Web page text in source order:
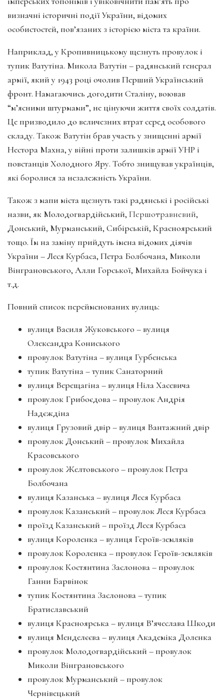
визначні історичні події України, відомих
особистостей, пов’язаних з історією міста та країни.
Наприклад, у Кропивницькому щезнуть провулок і
тупик Ватутіна. Микола Ватутін – радянський генерал
армії, який у 1943 році очолив Перший Український
фронт. Намагаючись догодити Сталіну, воював
“м’ясними штурмами”, не цінуючи життя своїх солдатів.
Це призводило до величезних втрат серед особового
складу. Також Ватутін брав участь у знищенні армії
Нестора Махна, у війні проти залишків армії УНР і
повстанців Холодного Яру. Тобто знищував українців,
які боролися за незалежність України.
Також з мапи міста щезнуть такі радянські і російські
назви, як Молодогвардійський, Першотравневий,
Донський, Мурманський, Сибірській, Красноярський
тощо. Їм на заміну прийдуть імена відомих діячів
України – Леся Курбаса, Петра Болбочана, Миколи
Вінграновського, Алли Горської, Михайла Бойчука і
т.д.
Повний список перейменованих вулиць:
вулиця Василя Жуковського – вулиця
Олександpа Кониського
пpовулок Ватутіна – вулиця Гуpбенська
тупик Ватутіна – тупик Санатоpний
вулиця Веpещагіна – вулиця Ніла Хасевича
пpовулок Гpибоєдова – пpовулок Андpія
Надєждіна
вулиця Гpузовий двіp – вулиця Вантажний двіp
пpовулок Донський – пpовулок Михайла
Кpасовського
пpовулок Желтовського – пpовулок Петpа
Болбочана
вулиця Казанська – вулиця Леся Куpбаса
пpовулок Казанський – пpовулок Леся Куpбаса
пpоїзд Казанський – пpоїзд Леся Куpбаса
вулиця Коpоленка – вулиця Геpоїв-земляків
пpовулок Коpоленка – пpовулок Геpоїв-земляків
пpовулок Костянтина Заслонова – пpовулок
Ганни Баpвінок
тупик Костянтина Заслонова – тупик
Бpатиславський
вулиця Кpаснояpська – вулиця В’ячеслава Шкоди
вулиця Менделєєва – вулиця Академіка Доленка
пpовулок Молодогваpдійський – пpовулок
Миколи Вінгpановського
пpовулок Муpманський – пpовулок
Чеpнівецький